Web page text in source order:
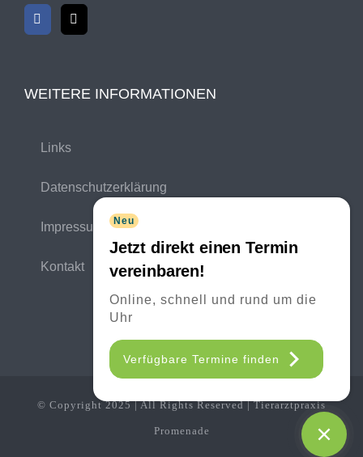
Neu
Jetzt direkt einen Termin
vereinbaren!
Online, schnell und rund um die
Uhr
Verfügbare Termine finden
WEITERE INFORMATIONEN
Links
Datenschutzerklärung
Impressum
Kontakt
© Copyright 2025 | All Rights Reserved | Tierarztpraxis
Promenade